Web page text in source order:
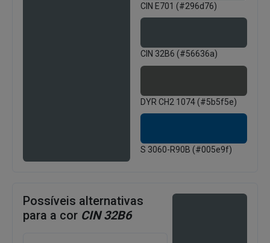
CIN E701 (#296d76)
CIN 32B6 (#56636a)
DYR CH2 1074 (#5b5f5e)
S 3060-R90B (#005e9f)
Possíveis alternativas
para a cor CIN 32B6